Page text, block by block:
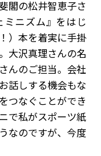
閣の松井智恵子さ
ミニズム』をはじ
）本を着実に手掛
大沢真理さんの名
んのご担当。会社
話しする機会もな
つなぐことができ
で私がスポーツ紙
なのですが、今度